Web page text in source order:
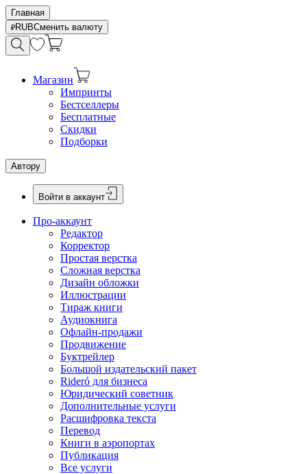
Главная
RUBСменить валюту
Магазин
Импринты
Бестселлеры
Бесплатные
Скидки
Подборки
Автору
Войти в аккаунт
Про-аккаунт
Редактор
Корректор
Простая верстка
Сложная верстка
Дизайн обложки
Иллюстрации
Тираж книги
Аудиокнига
Офлайн-продажи
Продвижение
Буктрейлер
Большой издательский пакет
Rideró для бизнеса
Юридический советник
Дополнительные услуги
Расшифровка текста
Перевод
Книги в аэропортах
Публикация
Все услуги